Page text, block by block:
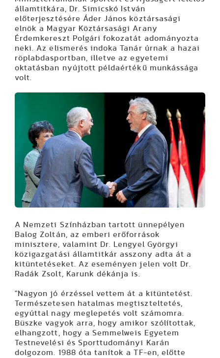
államtitkára, Dr. Simicskó István
előterjesztésére Áder János köztársasági
elnök a Magyar Köztársasági Arany
Érdemkereszt Polgári fokozatát adományozta
neki. Az elismerés indoka Tanár úrnak a hazai
röplabdasportban, illetve az egyetemi
oktatásban nyújtott példaértékű munkássága
volt.
A Nemzeti Színházban tartott ünnepélyen
Balog Zoltán, az emberi erőforrások
minisztere, valamint Dr. Lengyel Györgyi
közigazgatási államtitkár asszony adta át a
kitüntetéseket. Az eseményen jelen volt Dr.
Radák Zsolt, Karunk dékánja is.
"Nagyon jó érzéssel vettem át a kitüntetést.
Természetesen hatalmas megtiszteltetés,
egyúttal nagy meglepetés volt számomra.
Büszke vagyok arra, hogy amikor szólítottak,
elhangzott, hogy a Semmelweis Egyetem
Testnevelési és Sporttudományi Karán
dolgozom. 1988 óta tanítok a TF-en, előtte